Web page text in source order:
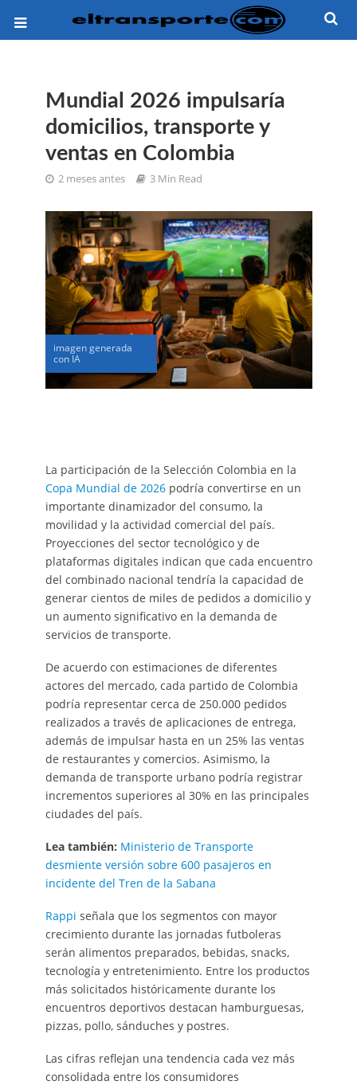
Mundial 2026 impulsaría
domicilios, transporte y
ventas en Colombia
2 meses antes 3 Min Read
imagen generada
con IA
La participación de la Selección Colombia en la
Copa Mundial de 2026podría convertirse en un
importante dinamizador del consumo, la
movilidad y la actividad comercial del país.
Proyecciones del sector tecnológico y de
plataformas digitales indican que cada encuentro
del combinado nacional tendría la capacidad de
generar cientos de miles de pedidos a domicilio y
un aumento significativo en la demanda de
servicios de transporte.
De acuerdo con estimaciones de diferentes
actores del mercado, cada partido de Colombia
podría representar cerca de 250.000 pedidos
realizados a través de aplicaciones de entrega,
además de impulsar hasta en un 25% las ventas
de restaurantes y comercios. Asimismo, la
demanda de transporte urbano podría registrar
incrementos superiores al 30% en las principales
ciudades del país.
Lea también: Ministerio de Transporte
desmiente versión sobre 600 pasajeros en
incidente del Tren de la Sabana
Rappi señala que los segmentos con mayor
crecimiento durante las jornadas futboleras
serán alimentos preparados, bebidas, snacks,
tecnología y entretenimiento. Entre los productos
más solicitados históricamente durante los
encuentros deportivos destacan hamburguesas,
pizzas, pollo, sánduches y postres.
Las cifras reflejan una tendencia cada vez más
consolidada entre los consumidores